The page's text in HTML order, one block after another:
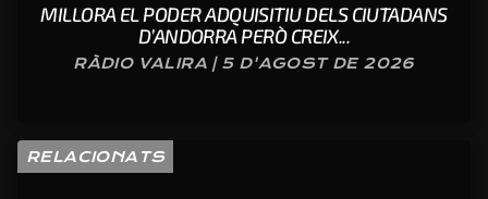
MILLORA EL PODER ADQUISITIU DELS CIUTADANS
D’ANDORRA PERÒ CREIX...
RÀDIO VALIRA | 5 D'AGOST DE 2026
RELACIONATS